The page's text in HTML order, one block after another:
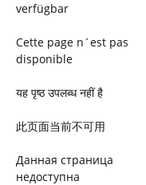
verfügbar
Cette page n´est pas
disponible
यह पृष्ठ उपलब्ध नहीं है
此页面当前不可用
Данная страница
недоступна